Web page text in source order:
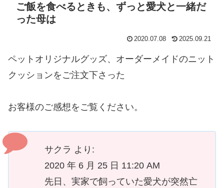
ご飯を食べるときも、ずっと愛犬と一緒だ
った母は
2020.07.08 2025.09.21
ペットオリジナルグッズ、オーダーメイドのニット
クッションをご注文下さった
お客様のご感想をご覧ください。
サクラ より:
2020 年 6 月 25 日 11:20 AM
先日、実家で飼っていた愛犬が突然亡